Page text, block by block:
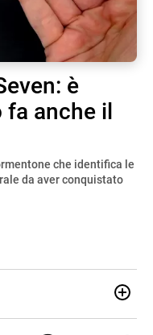
è
fa anche il
che identifica le
da aver conquistato